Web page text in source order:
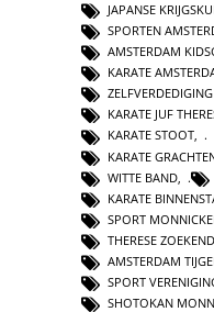
JAPANSE
SPORTEN
AMSTERDAM
KARATE
KARATE JUF
KARATE STOOT,
KARATE
WITTE BAND
KARATE
SPORT
THERESE
AMSTERDAM
SPORT
SHOTOKAN